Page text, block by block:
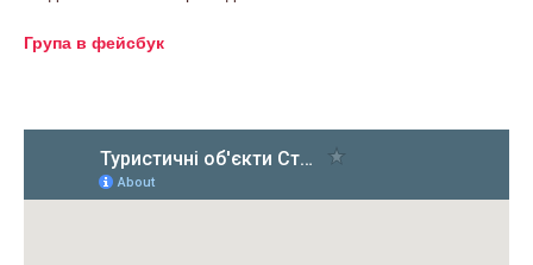
Група в фейсбук